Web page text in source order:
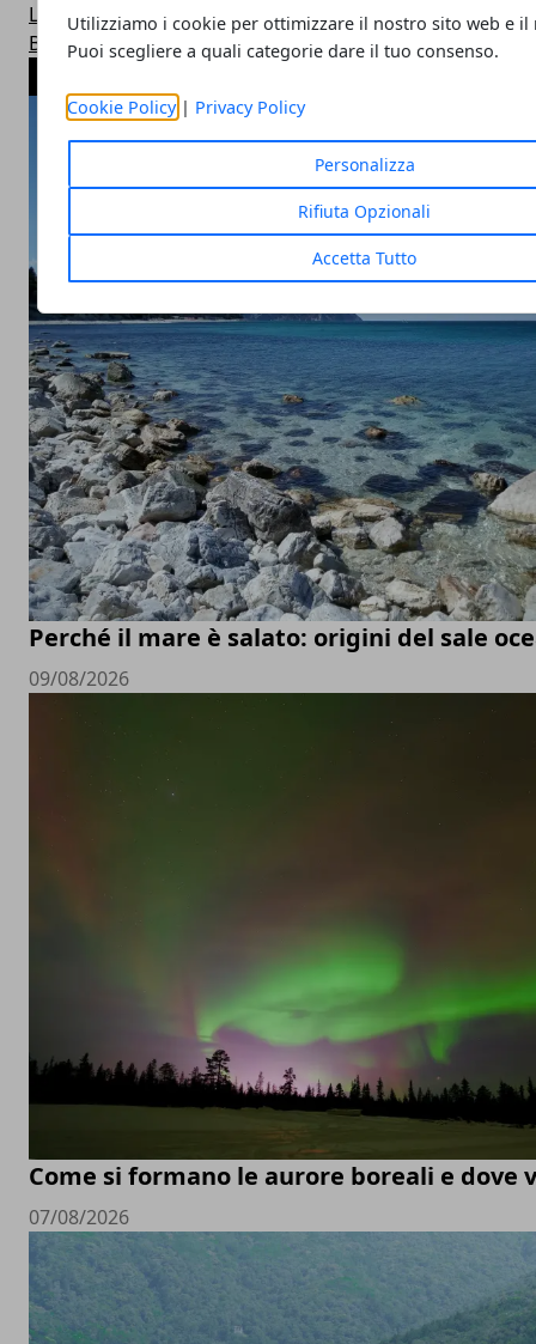
Utilizziamo i cookie per ottimizzare il nostro sito web e il
Puoi scegliere a quali categorie dare il tuo consenso.
Cookie Policy| Privacy Policy
Personalizza
Rifiuta Opzionali
Accetta Tutto
Lifestyle
Benessere
Perché il mare è salato: origini del sale
09/08/2026
Come si formano le aurore boreali e dove
07/08/2026